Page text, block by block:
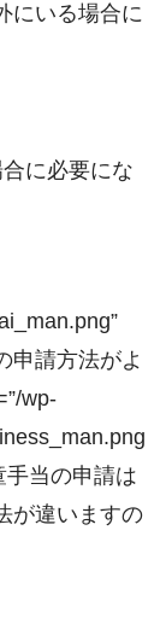
にいる場合に
に必要にな
申請方法がよ
wp-
手当の申請は
が違いますの